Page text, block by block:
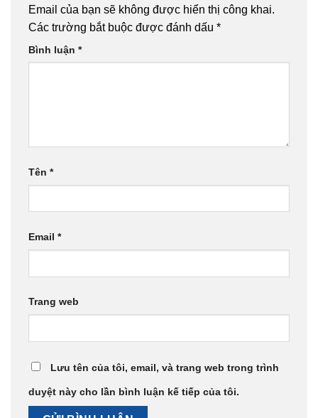
Email của bạn sẽ không được hiển thị công khai.
Các trường bắt buộc được đánh dấu *
Bình luận *
Tên *
Email *
Trang web
Lưu tên của tôi, email, và trang web trong trình
duyệt này cho lần bình luận kế tiếp của tôi.